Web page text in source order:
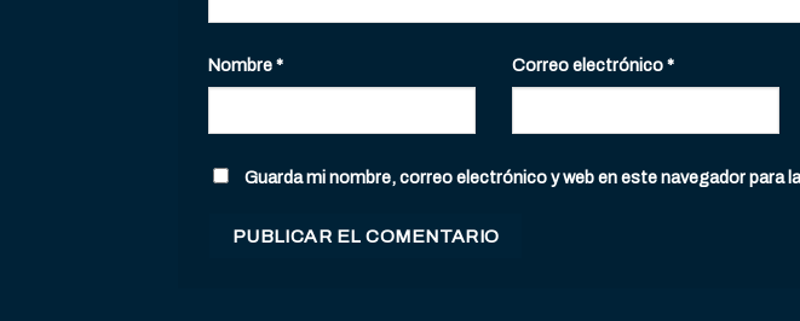
Nombre* Correo electrónico*
Guarda mi nombre, correo electrónico y web en este navegador para